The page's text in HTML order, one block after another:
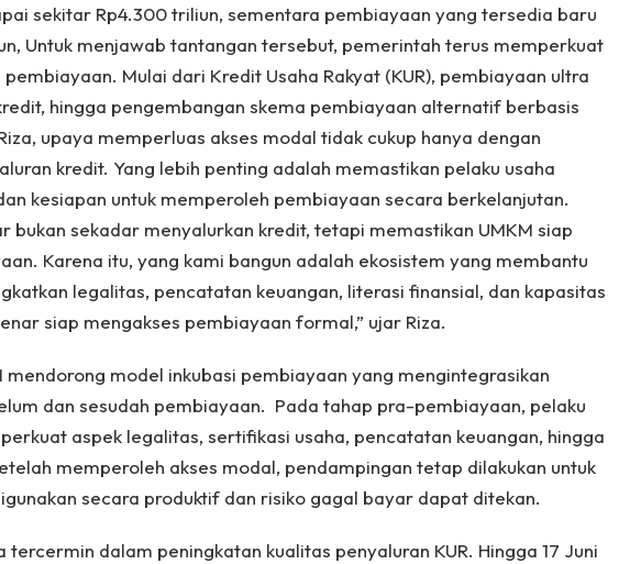
sekitar Rp4.300 triliun, sementara pembiayaan yang tersedia baru
Untuk menjawab tantangan tersebut, pemerintah terus memperkuat
Mulai dari Kredit Usaha Rakyat (KUR), pembiayaan ultra
hingga pengembangan skema pembiayaan alternatif berbasis
upaya memperluas akses modal tidak cukup hanya dengan
kredit. Yang lebih penting adalah memastikan pelaku usaha
kesiapan untuk memperoleh pembiayaan secara berkelanjutan.
bukan sekadar menyalurkan kredit, tetapi memastikan UMKM siap
Karena itu, yang kami bangun adalah ekosistem yang membantu
legalitas, pencatatan keuangan, literasi finansial, dan kapasitas
siap mengakses pembiayaan formal,” ujar Riza.
mendorong model inkubasi pembiayaan yang mengintegrasikan
dan sesudah pembiayaan. Pada tahap pra-pembiayaan, pelaku
aspek legalitas, sertifikasi usaha, pencatatan keuangan, hingga
memperoleh akses modal, pendampingan tetap dilakukan untuk
secara produktif dan risiko gagal bayar dapat ditekan.
tercermin dalam peningkatan kualitas penyaluran KUR. Hingga 17 Juni